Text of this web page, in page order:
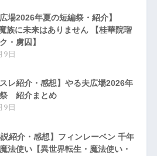
広場2026年夏の短編祭・紹介】
族に未来はありません 【桂華院瑠
・虜囚】
9日
スレ紹介・感想】やる夫広場2026年
紹介まとめ
9日
説紹介・感想】フィンレーベン 千年
法使い【異世界転生・魔法使い・